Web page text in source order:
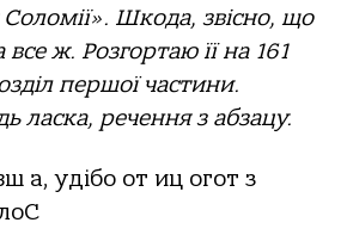
Шкода, звісно, що
ж. Розгортаю її на 161
першої частини.
ласка, речення з абзацу.
а, удібо от иц огот з